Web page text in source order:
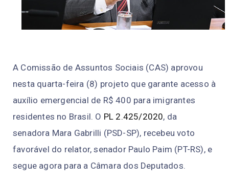
A Comissão de Assuntos Sociais (CAS) aprovou
nesta quarta-feira (8) projeto que garante acesso à
auxílio emergencial de R$ 400 para imigrantes
residentes no Brasil. O PL 2.425/2020, da
senadora Mara Gabrilli (PSD-SP), recebeu voto
favorável do relator, senador Paulo Paim (PT-RS), e
segue agora para a Câmara dos Deputados.